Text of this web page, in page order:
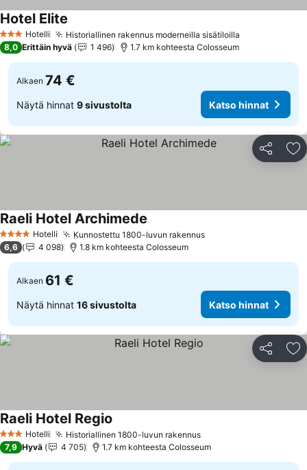
3 Tähtiluokitus
Hotelli Historiallinen rakennus moderneilla sisätiloilla
Hotel Elite
8,0 Erittäin hyvä 1 496 1.7 km kohteesta Colosseum
Alkaen 74 €
Näytä hinnat 9 sivustolta Katso hinnat
Jaa
4 Tähtiluokitus
Hotelli Kunnostettu 1800-luvun rakennusKatso hinnat
Raeli Hotel Archimede
6,6 4 098 1.8 km kohteesta Colosseum
Alkaen 61 €
Näytä hinnat 16 sivustolta Katso hinnat
Jaa
3 Tähtiluokitus
Hotelli Historiallinen 1800-luvun rakennusKatso hinnat
Raeli Hotel Regio
7,9 Hyvä 4 705 1.7 km kohteesta Colosseum